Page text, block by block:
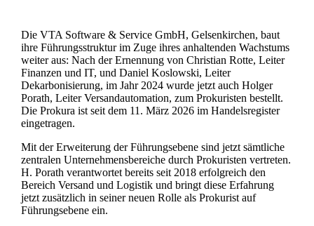
Die VTA Software & Service GmbH, Gelsenkirchen, baut
ihre Führungsstruktur im Zuge ihres anhaltenden Wachstums
weiter aus: Nach der Ernennung von Christian Rotte, Leiter
Finanzen und IT, und Daniel Koslowski, Leiter
Dekarbonisierung, im Jahr 2024 wurde jetzt auch Holger
Porath, Leiter Versandautomation, zum Prokuristen bestellt.
Die Prokura ist seit dem 11. März 2026 im Handelsregister
eingetragen.
Mit der Erweiterung der Führungsebene sind jetzt sämtliche
zentralen Unternehmensbereiche durch Prokuristen vertreten.
H. Porath verantwortet bereits seit 2018 erfolgreich den
Bereich Versand und Logistik und bringt diese Erfahrung
jetzt zusätzlich in seiner neuen Rolle als Prokurist auf
Führungsebene ein.